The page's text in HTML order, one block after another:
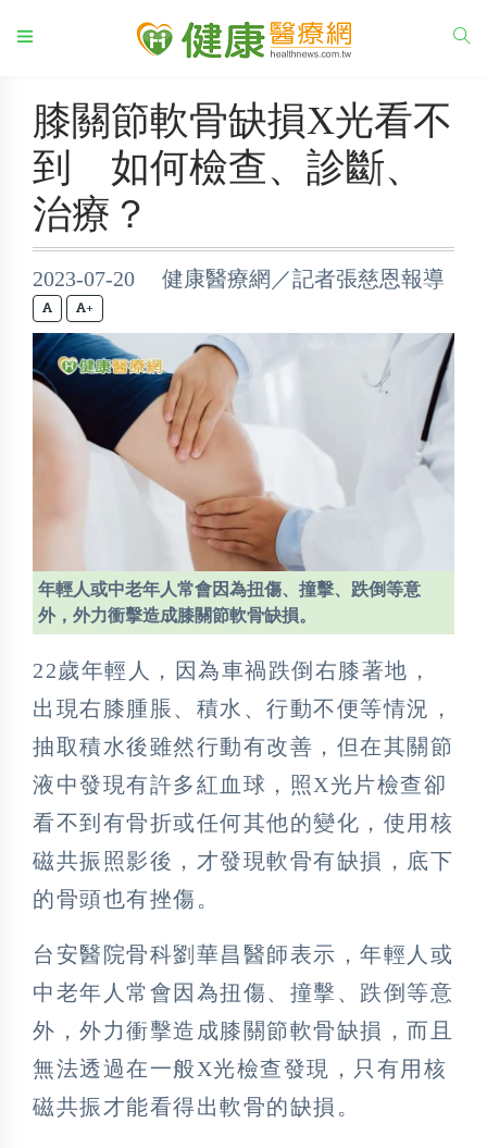
膝關節軟骨缺損X光看不
到 如何檢查、診斷、
治療？
2023-07-20 健康醫療網／記者張慈恩報導
+
年輕人或中老年人常會因為扭傷、撞擊、跌倒等意
外，外力衝擊造成膝關節軟骨缺損。
22歲年輕人，因為車禍跌倒右膝著地，
出現右膝腫脹、積水、行動不便等情況，
抽取積水後雖然行動有改善，但在其關節
液中發現有許多紅血球，照X光片檢查卻
看不到有骨折或任何其他的變化，使用核
磁共振照影後，才發現軟骨有缺損，底下
的骨頭也有挫傷。
台安醫院骨科劉華昌醫師表示，年輕人或
中老年人常會因為扭傷、撞擊、跌倒等意
外，外力衝擊造成膝關節軟骨缺損，而且
無法透過在一般X光檢查發現，只有用核
磁共振才能看得出軟骨的缺損。